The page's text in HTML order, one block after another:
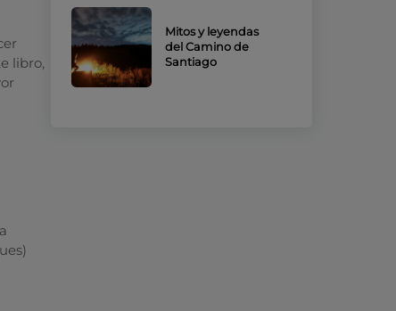
libro,
Mitos y leyendas
del Camino de
Santiago